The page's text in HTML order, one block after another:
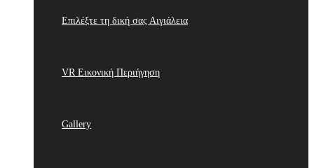
Επιλέξτε τη δική σας Αιγιάλεια
VR Εικονική Περιήγηση
Gallery